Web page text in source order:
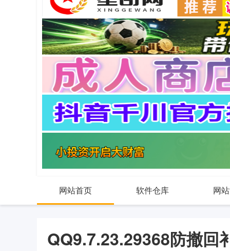
网站首页 软件仓库 网
QQ9.7.23.29368防撤回